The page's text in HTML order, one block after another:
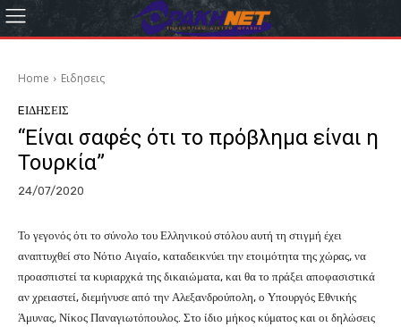
Home Eιδησεις
EΙΔΗΣΕΙΣ
“Είναι σαφές ότι το πρόβλημα είναι η
Τουρκία”
24/07/2020
Το γεγονός ότι το σύνολο του Ελληνικού στόλου αυτή τη στιγμή έχει
αναπτυχθεί στο Νότιο Αιγαίο, καταδεικνύει την ετοιμότητα της χώρας, να
προασπιστεί τα κυριαρχκά της δικαιώματα, και θα το πράξει αποφασιστικά
αν χρειαστεί, διεμήνυσε από την Αλεξανδρούπολη, ο Υπουργός Εθνικής
Άμυνας, Νίκος Παναγιωτόπουλος. Στο ίδιο μήκος κύματος και οι δηλώσεις